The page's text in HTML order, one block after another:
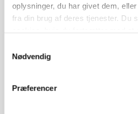
oplysninger, du har givet dem,
fra din brug af deres tjenester. Du
Nødvendig
Præferencer